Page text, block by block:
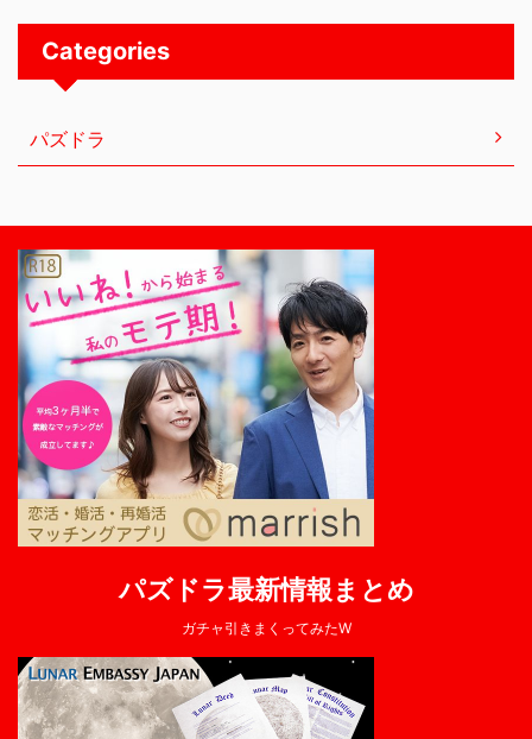
Categories
パズドラ
パズドラ最新情報まとめ
ガチャ引きまくってみたW